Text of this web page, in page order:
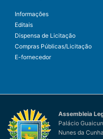
Informações
Editais
Dispensa de Licitação
Compras Públicas/Licitação
E-fornecedor
Assembleia
Palácio
Nunes da